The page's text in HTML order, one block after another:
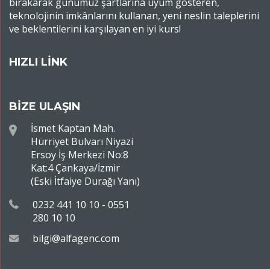
teknolojinin imkânlarını kullanan, yeni neslin taleplerini
ve beklentilerini karşılayan en iyi kurs!
HIZLI LİNK
BİZE ULAŞIN
İsmet Kaptan Mah.
Hürriyet Bulvarı Niyazi
Ersoy İş Merkezi No:8
Kat:4 Çankaya/İzmir
(Eski İtfaiye Durağı Yanı)
0232 441 10 10 - 0551
280 10 10
bilgi@alfagenc.com